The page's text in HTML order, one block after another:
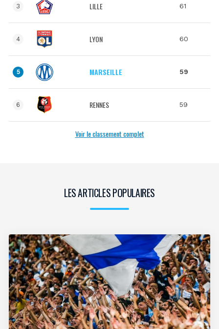
3 LILLE 61
4 LYON 60
5 MARSEILLE 59
6 RENNES 59
Voir le classement complet
LES ARTICLES POPULAIRES